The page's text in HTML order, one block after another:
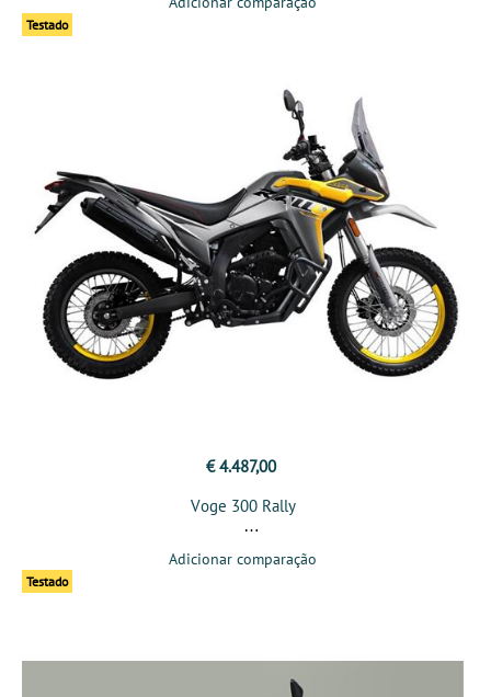
Testado
€ 4.487,00
Voge 300 Rally
Adicionar comparação
Testado